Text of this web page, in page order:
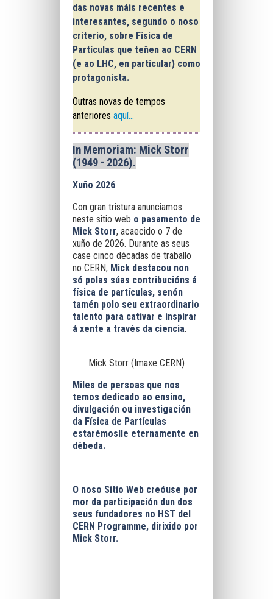
das novas máis recentes e
interesantes, segundo o noso
criterio, sobre Física de
Partículas que teñen ao CERN
(e ao LHC, en particular) como
protagonista.
Outras novas de tempos
anteriores aquí...
In Memoriam: Mick Storr
(1949 - 2026).
Xuño 2026
Con gran tristura anunciamos
neste sitio web o pasamento de
Mick Storr, acaecido o 7 de
xuño de 2026. Durante as seus
case cinco décadas de traballo
no CERN, Mick destacou non
só polas súas contribucións á
física de partículas, senón
tamén polo seu extraordinario
talento para cativar e inspirar
á xente a través da ciencia.
Mick Storr (Imaxe CERN)
Miles de persoas que nos
temos dedicado ao ensino,
divulgación ou investigación
da Física de Partículas
estarémoslle eternamente en
débeda.
O noso Sitio Web creóuse por
mor da participación dun dos
seus fundadores no HST del
CERN Programme, dirixido por
Mick Storr.